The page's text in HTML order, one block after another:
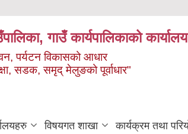
गाउँ कार्यपालिकाको कार्यालय
पर्यटन विकासको आधार
सडक, समृद् मेलुङको पूर्वाधार"
विषयगत शाखा कार्यक्रम तथा